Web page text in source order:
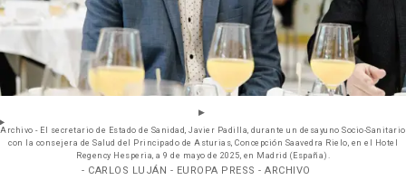
Archivo - El secretario de Estado de Sanidad, Javier Padilla, durante un desayuno Socio-Sanitario
con la consejera de Salud del Principado de Asturias, Concepción Saavedra Rielo, en el Hotel
Regency Hesperia, a 9 de mayo de 2025, en Madrid (España).
- CARLOS LUJÁN - EUROPA PRESS - ARCHIVO